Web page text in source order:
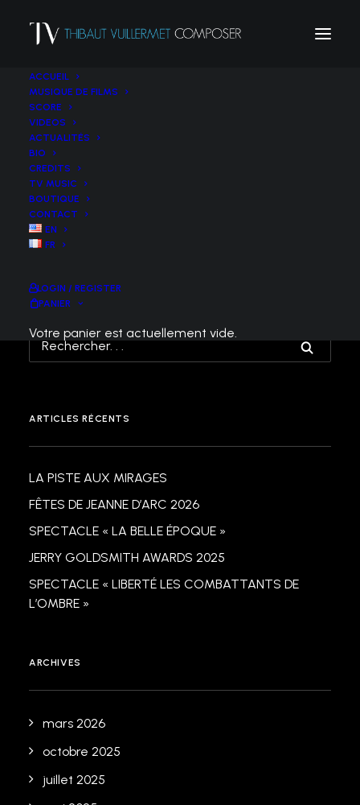
ACCUEIL
MUSIQUE DE FILMS
SCORE
VIDEOS
ACTUALITÉS
BIO
CREDITS
TV MUSIC
BOUTIQUE
CONTACT
EN
FR
LOGIN / REGISTER
PANIER
Votre panier est actuellement vide.
Film de Patrice Blanchard
Teaser: https://www.youtube.com/watch?
v=qlTZc7qSjko
Musique originale : Thibaut Vuillermet
ARTICLES RÉCENTS
LA PISTE AUX MIRAGES
FÊTES DE JEANNE D’ARC 2026
SPECTACLE « LA BELLE ÉPOQUE »
JERRY GOLDSMITH AWARDS 2025
SPECTACLE « LIBERTÉ LES COMBATTANTS DE
L’OMBRE »
ARCHIVES
mars 2026
octobre 2025
juillet 2025